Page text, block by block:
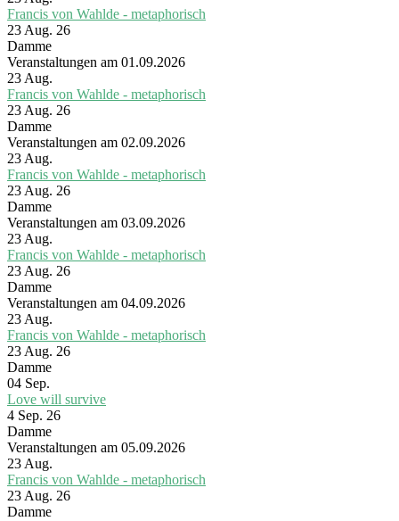
Francis von Wahlde - metaphorisch
23 Aug. 26
Damme
Veranstaltungen am 01.09.2026
23Aug.
Francis von Wahlde - metaphorisch
23 Aug. 26
Damme
Veranstaltungen am 02.09.2026
23Aug.
Francis von Wahlde - metaphorisch
23 Aug. 26
Damme
Veranstaltungen am 03.09.2026
23Aug.
Francis von Wahlde - metaphorisch
23 Aug. 26
Damme
Veranstaltungen am 04.09.2026
23Aug.
Francis von Wahlde - metaphorisch
23 Aug. 26
Damme
04 Sep.
Love will survive
4 Sep. 26
Damme
Veranstaltungen am 05.09.2026
23Aug.
Francis von Wahlde - metaphorisch
23 Aug. 26
Damme